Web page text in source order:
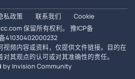
私政策 联系我们
Cookie
保留所有权利。 豫ICP备
41030402000232
频内容或资料，仅提供文件链接。目的在
其观点的认可或对其准确性的责任。
by Invision Community